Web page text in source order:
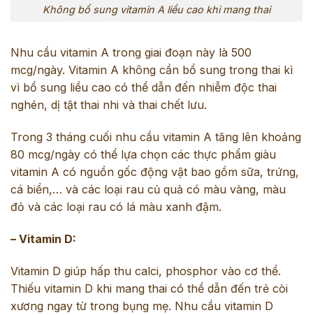
Không bổ sung vitamin A liều cao khi mang thai
Nhu cầu vitamin A trong giai đoạn này là 500
mcg/ngày. Vitamin A không cần bổ sung trong thai kì
vì bổ sung liều cao có thể dẫn đến nhiễm độc thai
nghén, dị tật thai nhi và thai chết lưu.
Trong 3 tháng cuối nhu cầu vitamin A tăng lên khoảng
80 mcg/ngày có thể lựa chọn các thực phẩm giàu
vitamin A có nguồn gốc động vật bao gồm sữa, trứng,
cá biển,… và các loại rau củ quả có màu vàng, màu
đỏ và các loại rau có lá màu xanh đậm.
– Vitamin D:
Vitamin D giúp hấp thu calci, phosphor vào cơ thể.
Thiếu vitamin D khi mang thai có thể dẫn đến trẻ còi
xương ngay từ trong bụng mẹ. Nhu cầu vitamin D